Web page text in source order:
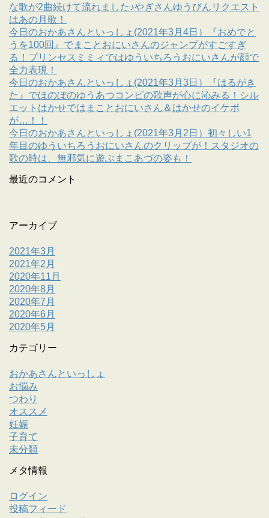
な歌が2曲続けて流れました♪やぎさんゆうびんリクエスト
はあの月歌！
今日のおかあさんといっしょ(2021年3月4日）『おめでと
うを100回』でまことおにいさんのジャンプがすごすぎ
る！プリンセスミミィではゆういちろうおにいさんが顔で
全力表現！
今日のおかあさんといっしょ(2021年3月3日）『はるがき
た』でほのぼのゆうあつコンビの歌声が心に沁みる！シル
エットはかせではまことおにいさん＆はかせのイケボ
が…！！
今日のおかあさんといっしょ(2021年3月2日）初々しい1
年目のゆういちろうおにいさんのクリップが！スタジオの
歌の時は、無邪気に遊ぶまこあづの姿も！
最近のコメント
アーカイブ
2021年3月
2021年2月
2020年11月
2020年8月
2020年7月
2020年6月
2020年5月
カテゴリー
おかあさんといっしょ
お悩み
つわり
オススメ
妊娠
子育て
未分類
メタ情報
ログイン
投稿フィード